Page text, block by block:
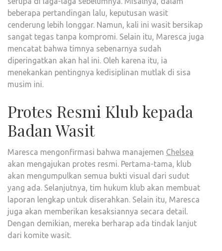
beberapa pertandingan lalu, keputusan wasit
cenderung lebih longgar. Namun, kali ini wasit bersikap
sangat tegas tanpa kompromi. Selain itu, Maresca juga
mencatat bahwa timnya sebenarnya sudah
diperingatkan akan hal ini. Oleh karena itu, ia
menekankan pentingnya kedisiplinan mutlak di sisa
musim ini.
Protes Resmi Klub kepada
Badan Wasit
Maresca mengonfirmasi bahwa manajemen Chelsea
akan mengajukan protes resmi. Pertama-tama, klub
akan mengumpulkan semua bukti visual dari sudut
yang ada. Selanjutnya, tim hukum klub akan membuat
laporan lengkap untuk diserahkan. Selain itu, Maresca
juga akan memberikan kesaksiannya secara detail.
Dengan demikian, mereka berharap ada tindak lanjut
dari komite wasit.